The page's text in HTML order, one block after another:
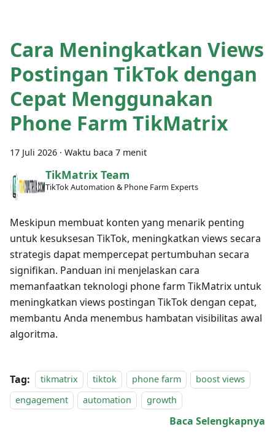
Cara Meningkatkan Views
Postingan TikTok dengan
Cepat Menggunakan
Phone Farm TikMatrix
17 Juli 2026 · Waktu baca 7 menit
TikMatrix Team
TikTok Automation & Phone Farm Experts
Meskipun membuat konten yang menarik penting
untuk kesuksesan TikTok, meningkatkan views secara
strategis dapat mempercepat pertumbuhan secara
signifikan. Panduan ini menjelaskan cara
memanfaatkan teknologi phone farm TikMatrix untuk
meningkatkan views postingan TikTok dengan cepat,
membantu Anda menembus hambatan visibilitas awal
algoritma.
Tag: tikmatrix tiktok phone farm
boost views
engagement
automation growth
Baca Selengkapnya